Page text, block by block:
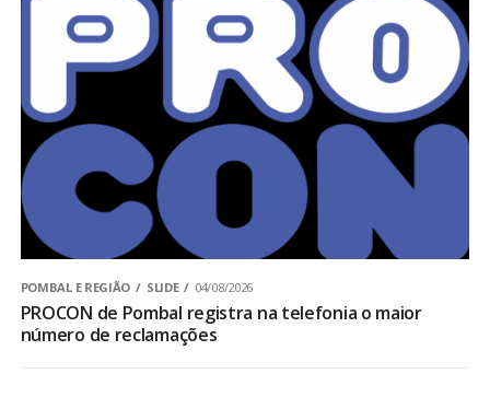
POMBAL E REGIÃO SLIDE 04/08/2026
PROCON de Pombal registra na telefonia o maior
número de reclamações